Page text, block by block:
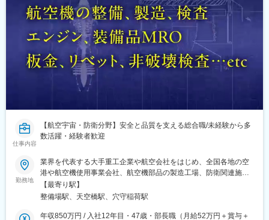
仕事内容
【航空宇宙・防衛分野】安全と品質を支える総合職/未経験から多
数活躍・経験者歓迎
勤務地
業界を代表する大手重工企業や航空会社をはじめ、全国各地の空
港や航空機使用事業会社、航空機部品の製造工場、防衛関連施設
などで勤務可能★関東・東海・近畿エリア積極採用中《エリア別
プロジェクト例》■東京、神奈川、千葉、埼玉、茨城、栃木航空
機材の整備、保守点検航空機部品の検査/管理/搬出入防衛省特殊車
【最寄り駅】
整備場駅、天空橋駅、穴守稲荷駅
年収850万円 / 入社12年目・47歳・部長職（月給52万円＋賞与＋